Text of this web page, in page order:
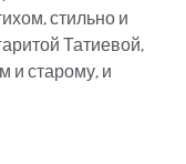
стильно и
Татиевой,
и старому, и